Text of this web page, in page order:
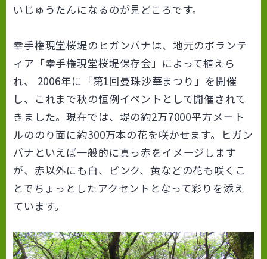
いじゅうたんになるのが見どころです。
幸手権現堂桜堤のヒガンバナは、地元のボランテ
ィア「幸手権現堂桜堤保存会」によって植えら
れ、 2006年に「第1回曼珠沙華まつり」を開催
し、これまで秋の恒例イベントとして開催されて
きました。現在では、堤の約2万7000平方メート
ルののり面に約300万本の花を咲かせます。ヒガン
バナといえば一般的に真っ赤をイメージします
が、赤以外にも白、ピンク、黄などの花も咲くこ
とでちょっとしたアクセントとなって彩りを添え
ています。